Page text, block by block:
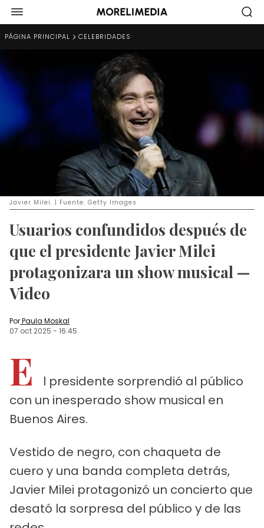
PÁGINA PRINCIPAL CELEBRIDADES
Javier Milei. | Fuente: Getty Images
Usuarios confundidos después de
que el presidente Javier Milei
protagonizara un show musical —
Video
PorPaula Moskal
07 oct 2025 - 16:45
E
l presidente sorprendió al público
con un inesperado show musical en
Buenos Aires.
Vestido de negro, con chaqueta de
cuero y una banda completa detrás,
Javier Milei protagonizó un concierto que
desató la sorpresa del público y de las